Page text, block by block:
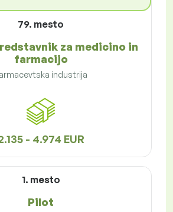
79. mesto
za medicino in
farmacijo
industrija
- 4.974 EUR
1. mesto
Pilot